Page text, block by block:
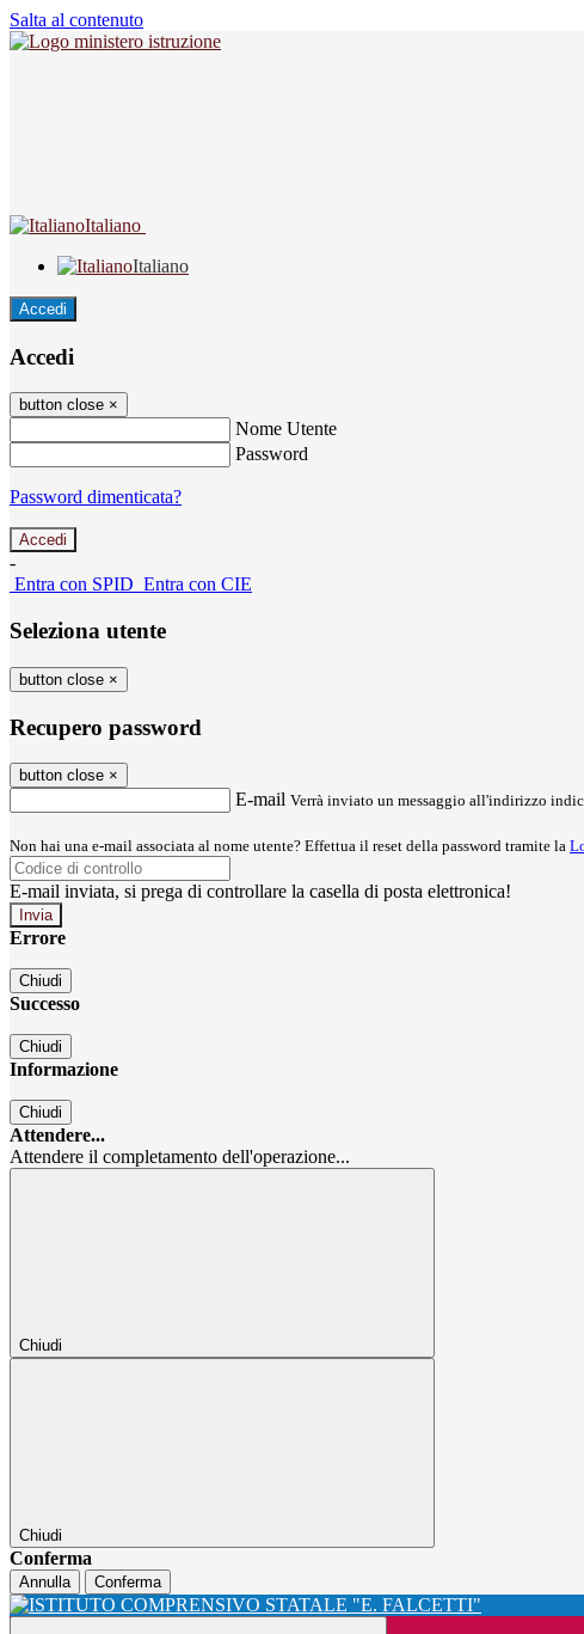
Salta al contenuto
Italiano
Italiano
Accedi
Accedi
button close ×
Nome Utente
Password
Password dimenticata?
-
Entra con SPID Entra con CIE
Seleziona utente
button close ×
Recupero password
button close ×
E-mail Verrà inviato un messaggio all'indirizzo
Non hai una e-mail associata al nome utente? Effettua il reset della password tramite la
E-mail inviata, si prega di controllare la casella di posta elettronica!
Errore
Chiudi
Successo
Chiudi
Informazione
Chiudi
Attendere...
Attendere il completamento dell'operazione...
Chiudi
Chiudi
Conferma
Annulla Conferma